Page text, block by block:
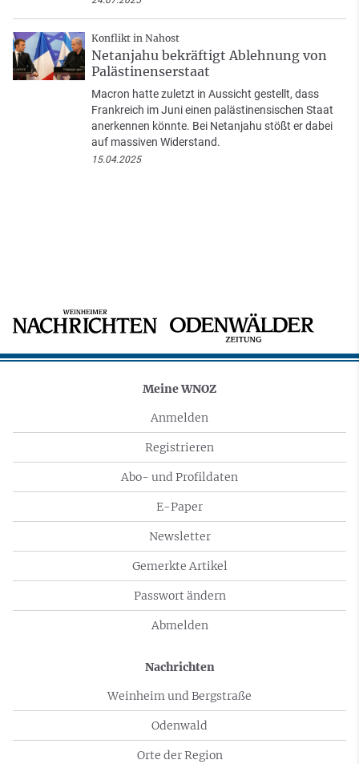
Konflikt in Nahost
Netanjahu bekräftigt Ablehnung von
Palästinenserstaat
Macron hatte zuletzt in Aussicht gestellt, dass
Frankreich im Juni einen palästinensischen Staat
anerkennen könnte. Bei Netanjahu stößt er dabei
auf massiven Widerstand.
15.04.2025
Meine WNOZ
Anmelden
Registrieren
Abo- und Profildaten
E-Paper
Newsletter
Gemerkte Artikel
Passwort ändern
Abmelden
Nachrichten
Weinheim und Bergstraße
Odenwald
Orte der Region